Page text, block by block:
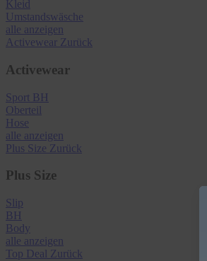
Kleid
Umstandswäsche
alle anzeigen
Activewear Zurück
Activewear
Sport BH
Oberteil
Hose
alle anzeigen
Plus Size Zurück
Plus Size
Slip
BH
Body
alle anzeigen
Top Deal Zurück